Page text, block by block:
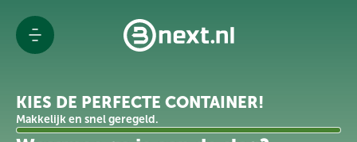
Advies & Rapportage
Branches
Rolcontainer offerte
KIES DE PERFECTE CONTAINER!
Makkelijk en snel geregeld.